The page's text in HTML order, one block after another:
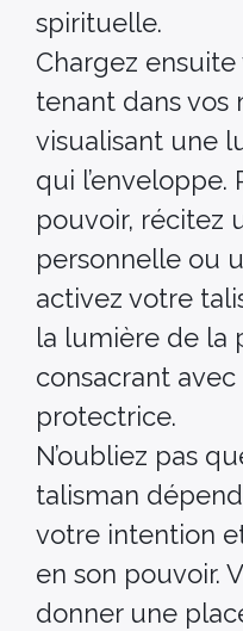
spirituelle.
Chargez
tenant dans vos
visualisant une
qui l’enveloppe.
pouvoir, récitez
personnelle ou
activez votre
la lumière de la
consacrant
protectrice.
N’oubliez pas
talisman
votre intention
en son pouvoir.
donner une